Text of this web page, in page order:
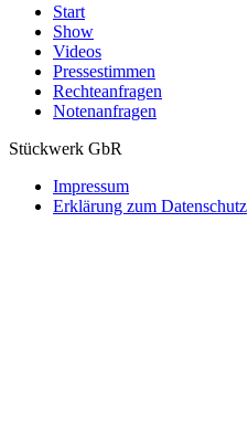
Start
Show
Videos
Pressestimmen
Rechteanfragen
Notenanfragen
Stückwerk GbR
Impressum
Erklärung zum Datenschutz